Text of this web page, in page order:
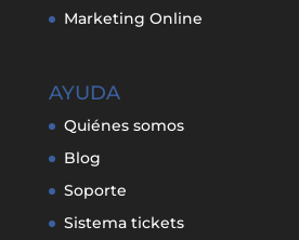
Marketing Online
AYUDA
Quiénes somos
Blog
Soporte
Sistema tickets